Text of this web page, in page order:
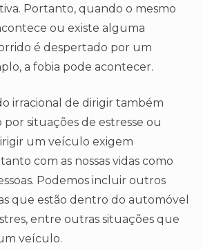
Portanto, quando o mesmo
ou existe alguma
é despertado por um
a fobia pode acontecer.
irracional de dirigir também
por situações de estresse ou
um veículo exigem
com as nossas vidas como
Podemos incluir outros
que estão dentro do automóvel
entre outras situações que
veículo.